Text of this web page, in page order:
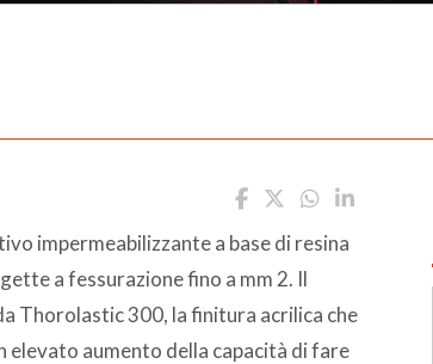
impermeabilizzante a base di resina
a fessurazione fino a mm 2. Il
Thorolastic 300, la finitura acrilica che
aumento della capacità di fare